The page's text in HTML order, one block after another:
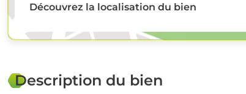
Découvrez la localisation du bien
Description du bien